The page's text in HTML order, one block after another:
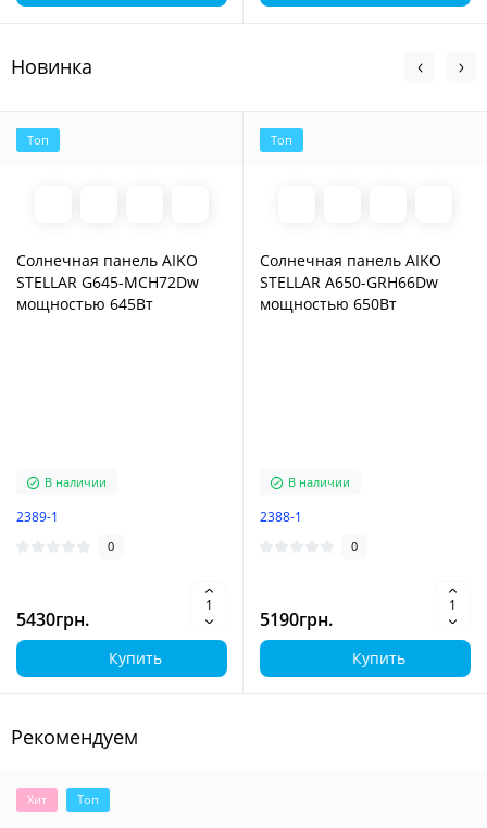
Новинка
Топ
Солнечная панель AIKO
STELLAR G645-MCH72Dw
мощностью 645Вт
В наличии
2389-1
0
5430грн.
Купить
Топ
Солнечная панель AIKO
STELLAR A650-GRH66Dw
мощностью 650Вт
В наличии
2388-1
0
5190грн.
Купить
Рекомендуем
Хит Топ